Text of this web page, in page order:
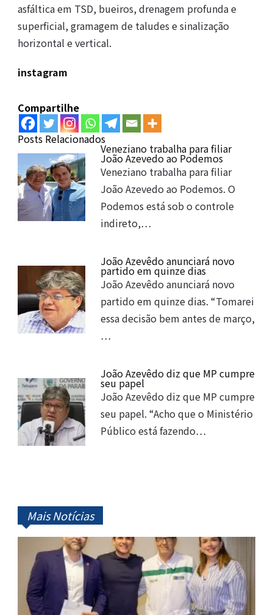
asfáltica em TSD, bueiros, drenagem profunda e
superficial, gramagem de taludes e sinalização
horizontal e vertical.
instagram
Compartilhe
Posts Relacionados
Veneziano trabalha para filiar
João Azevedo ao Podemos
Veneziano trabalha para filiar
João Azevedo ao Podemos. O
Podemos está sob o controle
indireto,…
João Azevêdo anunciará novo
partido em quinze dias
João Azevêdo anunciará novo
partido em quinze dias. “Tomarei
essa decisão bem antes de março,
…
João Azevêdo diz que MP cumpre
seu papel
João Azevêdo diz que MP cumpre
seu papel. “Acho que o Ministério
Público está fazendo…
Mais Notícias